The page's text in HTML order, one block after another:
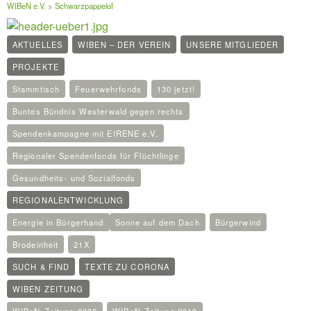
WIBeN e.V. > Schwarzpappelof
AKTUELLES WIBEN – DER VEREIN
UNSERE MITGLIEDER
PROJEKTE
Stammtisch
Feuerwehrfonds
130 jetzt!
Buntes Bündnis Westerwald gegen rechts
Spendenkampagne mit EIRENE e.V.
Regionaler Spendenfonds für Flüchtlinge
Gesundheits- und Sozialfonds
REGIONALENTWICKLUNG
Energie in Bürgerhand
Sonne auf dem Dach
Bürgerwind
Brodeinheit
21X
SUCH & FIND
TEXTE ZU CORONA
WIBEN ZEITUNG